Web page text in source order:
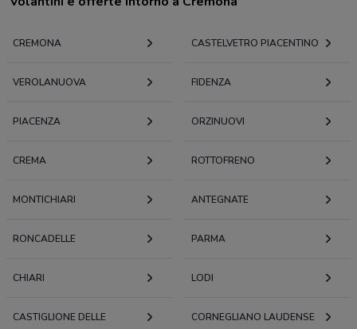
CREMONA CASTELVETRO PIACENTINO
VEROLANUOVA FIDENZA
PIACENZA ORZINUOVI
CREMA ROTTOFRENO
MONTICHIARI ANTEGNATE
RONCADELLE PARMA
CHIARI LODI
CASTIGLIONE DELLE
CORNEGLIANO LAUDENSE